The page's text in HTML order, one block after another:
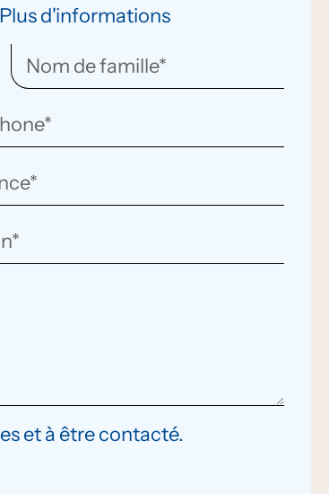
Plus d'informations
et à être contacté.